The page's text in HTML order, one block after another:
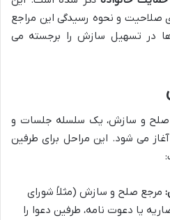
صلاحیت و نحوه رسیدگی این مراجع
در تسهیل سازش را برجسته می
صلح و سازش، یک سلسله جلسات و
می شود. این مراحل برای طرفین
مرجع صلح و سازش (مثلاً شورای
یا دعوت نامه، طرفین دعوا را